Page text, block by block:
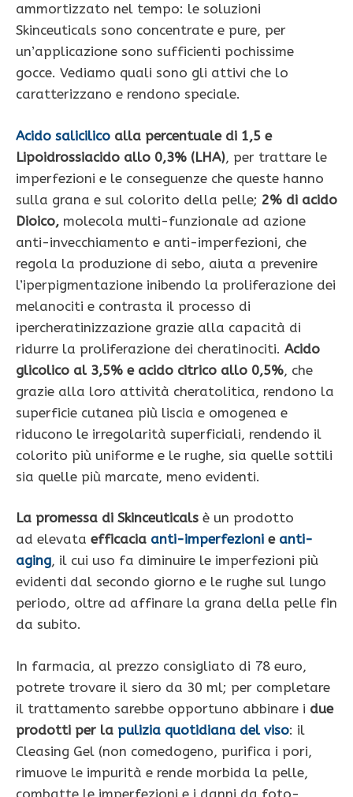
ammortizzato nel tempo: le soluzioni
Skinceuticals sono concentrate e pure, per
un’applicazione sono sufficienti pochissime
gocce. Vediamo quali sono gli attivi che lo
caratterizzano e rendono speciale.
Acido salicilico alla percentuale di 1,5 e
Lipoidrossiacido allo 0,3% (LHA), per trattare le
imperfezioni e le conseguenze che queste hanno
sulla grana e sul colorito della pelle; 2% di acido
Dioico, molecola multi-funzionale ad azione
anti-invecchiamento e anti-imperfezioni, che
regola la produzione di sebo, aiuta a prevenire
l’iperpigmentazione inibendo la proliferazione dei
melanociti e contrasta il processo di
ipercheratinizzazione grazie alla capacità di
ridurre la proliferazione dei cheratinociti. Acido
glicolico al 3,5% e acido citrico allo 0,5%, che
grazie alla loro attività cheratolitica, rendono la
superficie cutanea più liscia e omogenea e
riducono le irregolarità superficiali, rendendo il
colorito più uniforme e le rughe, sia quelle sottili
sia quelle più marcate, meno evidenti.
La promessa di Skinceuticals è un prodotto
ad elevata efficacia anti-imperfezioni e anti-
aging, il cui uso fa diminuire le imperfezioni più
evidenti dal secondo giorno e le rughe sul lungo
periodo, oltre ad affinare la grana della pelle fin
da subito.
In farmacia, al prezzo consigliato di 78 euro,
potrete trovare il siero da 30 ml; per completare
il trattamento sarebbe opportuno abbinare i due
prodotti per la pulizia quotidiana del viso: il
Cleasing Gel (non comedogeno, purifica i pori,
rimuove le impurità e rende morbida la pelle,
combatte le imperfezioni e i danni da foto-